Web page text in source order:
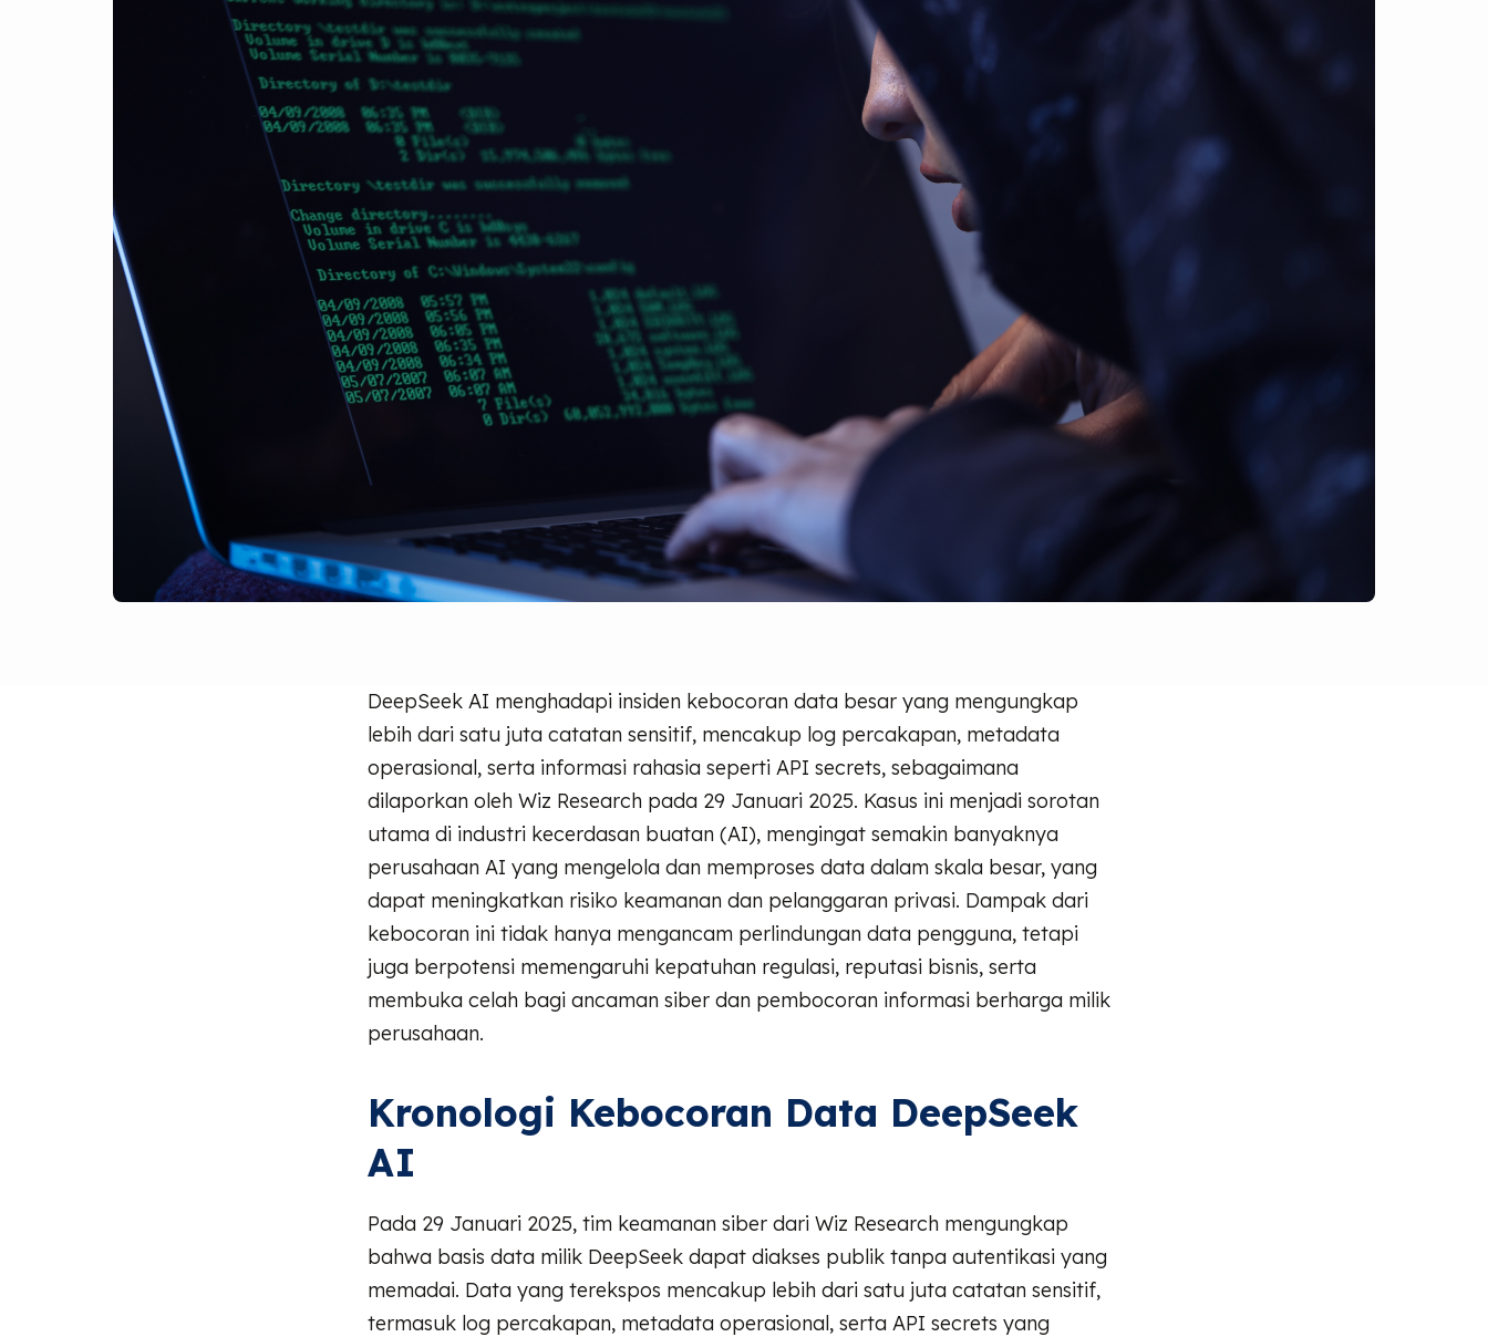
DeepSeek AI menghadapi insiden kebocoran data besar yang mengungkap
lebih dari satu juta catatan sensitif, mencakup log percakapan, metadata
operasional, serta informasi rahasia seperti API secrets, sebagaimana
dilaporkan oleh Wiz Research pada 29 Januari 2025. Kasus ini menjadi sorotan
utama di industri kecerdasan buatan (AI), mengingat semakin banyaknya
perusahaan AI yang mengelola dan memproses data dalam skala besar, yang
dapat meningkatkan risiko keamanan dan pelanggaran privasi. Dampak dari
kebocoran ini tidak hanya mengancam perlindungan data pengguna, tetapi
juga berpotensi memengaruhi kepatuhan regulasi, reputasi bisnis, serta
membuka celah bagi ancaman siber dan pembocoran informasi berharga milik
perusahaan.
Kronologi Kebocoran Data DeepSeek
AI
Pada 29 Januari 2025, tim keamanan siber dari Wiz Research mengungkap
bahwa basis data milik DeepSeek dapat diakses publik tanpa autentikasi yang
memadai. Data yang terekspos mencakup lebih dari satu juta catatan sensitif,
termasuk log percakapan, metadata operasional, serta API secrets yang